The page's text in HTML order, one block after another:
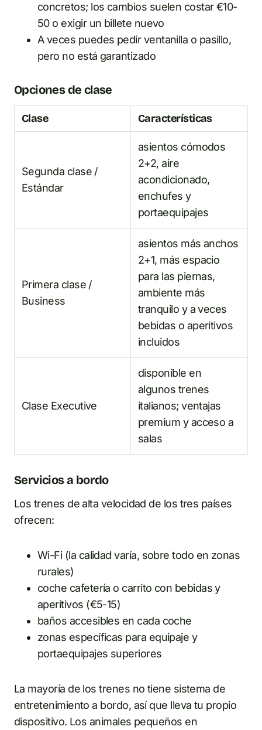
concretos; los cambios suelen costar €10-
50 o exigir un billete nuevo
A veces puedes pedir ventanilla o pasillo,
pero no está garantizado
Opciones de clase
Clase Características
Segunda clase /
Estándar
asientos cómodos
2+2, aire
acondicionado,
enchufes y
portaequipajes
Primera clase /
Business
asientos más anchos
2+1, más espacio
para las piernas,
ambiente más
tranquilo y a veces
bebidas o aperitivos
incluidos
Clase Executive
disponible en
algunos trenes
italianos; ventajas
premium y acceso a
salas
Servicios a bordo
Los trenes de alta velocidad de los tres países
ofrecen:
Wi-Fi (la calidad varía, sobre todo en zonas
rurales)
coche cafetería o carrito con bebidas y
aperitivos (€5-15)
baños accesibles en cada coche
zonas específicas para equipaje y
portaequipajes superiores
La mayoría de los trenes no tiene sistema de
entretenimiento a bordo, así que lleva tu propio
dispositivo. Los animales pequeños en